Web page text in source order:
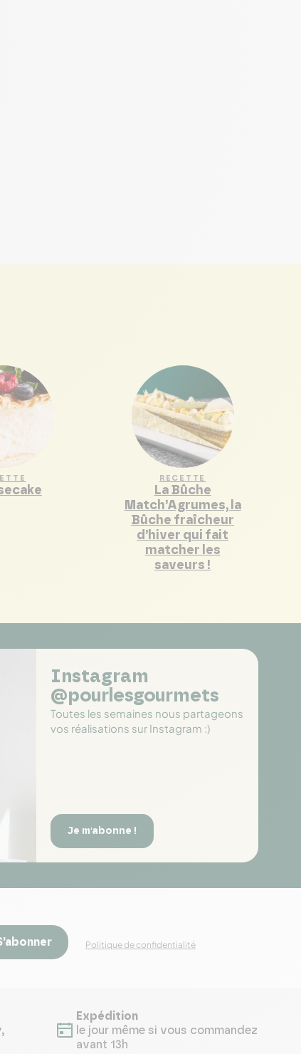
RECETTE
La Bûche
Match’Agrumes, la
Bûche fraîcheur
d’hiver qui fait
matcher les
saveurs !
Instagram
@pourlesgourmets
Toutes les semaines nous partageons
vos réalisations sur Instagram :)
Je m'abonne !
Politique de confidentialité
Expédition
le jour même si vous commandez
avant 13h